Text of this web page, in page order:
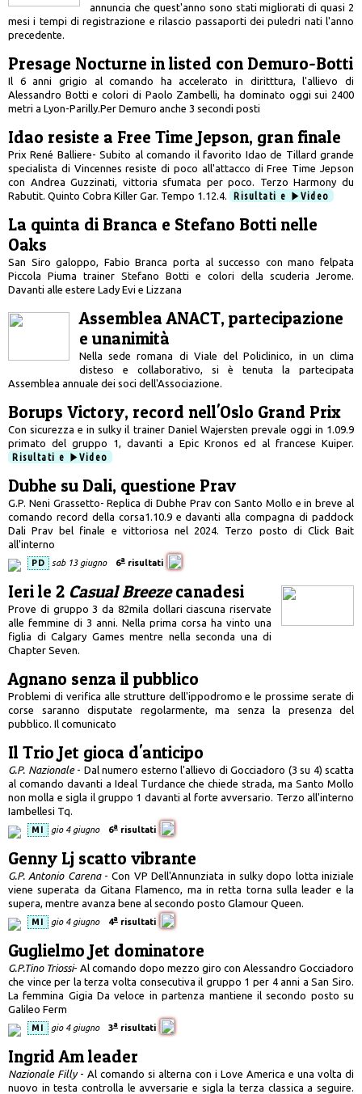
annuncia che quest'anno sono stati migliorati di quasi 2
mesi i tempi di registrazione e rilascio passaporti dei puledri nati l'anno
precedente.
Presage Nocturne in listed con Demuro-Botti
Il 6 anni grigio al comando ha accelerato in diritttura, l'allievo di
Alessandro Botti e colori di Paolo Zambelli, ha dominato oggi sui 2400
metri a Lyon-Parilly.Per Demuro anche 3 secondi posti
Idao resiste a Free Time Jepson, gran finale
Prix René Balliere- Subito al comando il favorito Idao de Tillard grande
specialista di Vincennes resiste di poco all'attacco di Free Time Jepson
con Andrea Guzzinati, vittoria sfumata per poco. Terzo Harmony du
Rabutit. Quinto Cobra Killer Gar. Tempo 1.12.4.
Risultati e Video
La quinta di Branca e Stefano Botti nelle
Oaks
San Siro galoppo, Fabio Branca porta al successo con mano felpata
Piccola Piuma trainer Stefano Botti e colori della scuderia Jerome.
Davanti alle estere Lady Evi e Lizzana
Assemblea ANACT, partecipazione
e unanimità
Nella sede romana di Viale del Policlinico, in un clima
disteso e collaborativo, si è tenuta la partecipata
Assemblea annuale dei soci dell'Associazione.
Borups Victory, record nell'Oslo Grand Prix
Con sicurezza e in sulky il trainer Daniel Wajersten prevale oggi in 1.09.9
primato del gruppo 1, davanti a Epic Kronos ed al francese Kuiper.
Risultati e
Video
Dubhe su Dali, questione Prav
G.P. Neni Grassetto- Replica di Dubhe Prav con Santo Mollo e in breve al
comando record della corsa1.10.9 e davanti alla compagna di paddock
Dali Prav bel finale e vittoriosa nel 2024. Terzo posto di Click Bait
all'interno
PD sab 13 giugno 6a risultati
Ieri le 2 Casual Breezecanadesi
Prove di gruppo 3 da 82mila dollari ciascuna riservate
alle femmine di 3 anni. Nella prima corsa ha vinto una
figlia di Calgary Games mentre nella seconda una di
Chapter Seven.
Agnano senza il pubblico
Problemi di verifica alle strutture dell'ippodromo e le prossime serate di
corse saranno disputate regolarmente, ma senza la presenza del
pubblico. Il comunicato
Il Trio Jet gioca d'anticipo
G.P. Nazionale- Dal numero esterno l'allievo di Gocciadoro (3 su 4) scatta
al comando davanti a Ideal Turdance che chiede strada, ma Santo Mollo
non molla e sigla il gruppo 1 davanti al forte avversario. Terzo all'interno
Iambellesi Tq.
MI gio 4 giugno 6a risultati
Genny Lj scatto vibrante
G.P. Antonio Carena- Con VP Dell'Annunziata in sulky dopo lotta iniziale
viene superata da Gitana Flamenco, ma in retta torna sulla leader e la
supera, mentre avanza bene al secondo posto Glamour Queen.
MI gio 4 giugno 4a risultati
Guglielmo Jet dominatore
G.P.Tino Triossi- Al comando dopo mezzo giro con Alessandro Gocciadoro
che vince per la terza volta consecutiva il gruppo 1 per 4 anni a San Siro.
La femmina Gigia Da veloce in partenza mantiene il secondo posto su
Galileo Ferm
MI gio 4 giugno 3a risultati
Ingrid Am leader
Nazionale Filly- Al comando si alterna con i Love America e una volta di
nuovo in testa controlla le avversarie e sigla la terza classica a seguire.